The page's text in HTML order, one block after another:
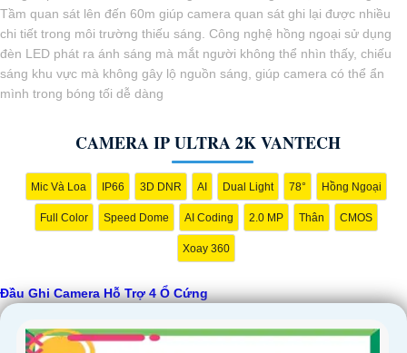
'
Tầm quan sát lên đến 60m giúp camera quan sát ghi lại được nhiều
chi tiết trong môi trường thiếu sáng. Công nghệ hồng ngoại sử dụng
đèn LED phát ra ánh sáng mà mắt người không thể nhìn thấy, chiếu
sáng khu vực mà không gây lộ nguồn sáng, giúp camera có thể ẩn
mình trong bóng tối dễ dàng
CAMERA IP ULTRA 2K VANTECH
Mic Và Loa IP66 3D DNR AI Dual Light 78° Hồng Ngoại
Full Color Speed Dome AI Coding 2.0 MP Thân CMOS
Xoay 360
Đầu Ghi Camera Hỗ Trợ 4 Ổ Cứng